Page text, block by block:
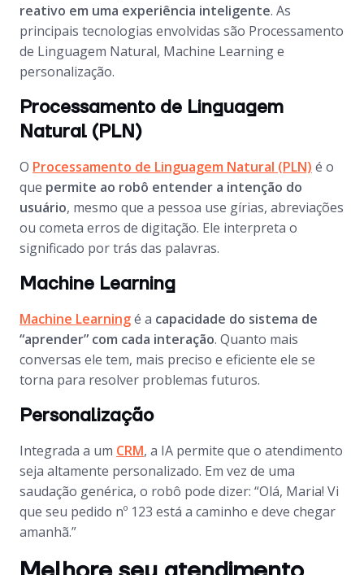
reativo em uma experiência inteligente. As
principais tecnologias envolvidas são Processamento
de Linguagem Natural, Machine Learning e
personalização.
Processamento de Linguagem
Natural (PLN)
O Processamento de Linguagem Natural (PLN) é o
que permite ao robô entender a intenção do
usuário, mesmo que a pessoa use gírias, abreviações
ou cometa erros de digitação. Ele interpreta o
significado por trás das palavras.
Machine Learning
Machine Learningé a capacidade do sistema de
“aprender” com cada interação. Quanto mais
conversas ele tem, mais preciso e eficiente ele se
torna para resolver problemas futuros.
Personalização
Integrada a um CRM, a IA permite que o atendimento
seja altamente personalizado. Em vez de uma
saudação genérica, o robô pode dizer: “Olá, Maria! Vi
que seu pedido nº 123 está a caminho e deve chegar
amanhã.”